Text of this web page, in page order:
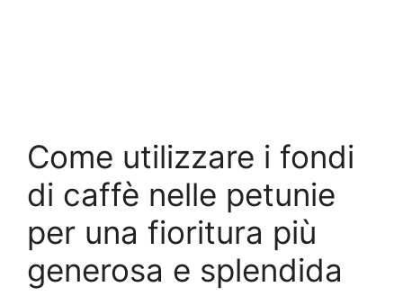
Come utilizzare i fondi
di caffè nelle petunie
per una fioritura più
generosa e splendida